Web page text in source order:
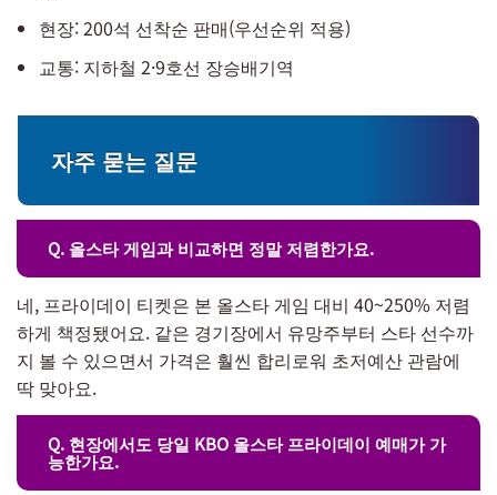
현장: 200석 선착순 판매(우선순위 적용)
교통: 지하철 2·9호선 장승배기역
자주 묻는 질문
Q. 올스타 게임과 비교하면 정말 저렴한가요.
네, 프라이데이 티켓은 본 올스타 게임 대비 40~250% 저렴
하게 책정됐어요. 같은 경기장에서 유망주부터 스타 선수까
지 볼 수 있으면서 가격은 훨씬 합리로워 초저예산 관람에
딱 맞아요.
Q. 현장에서도 당일 KBO 올스타 프라이데이 예매가 가
능한가요.